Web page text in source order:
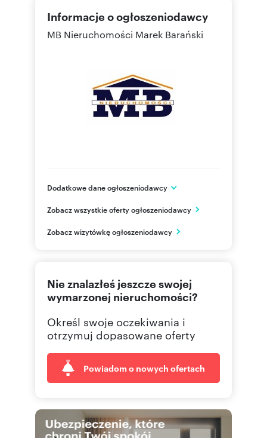
Informacje o ogłoszeniodawcy
MB Nieruchomości Marek Barański
Dodatkowe dane ogłoszeniodawcy
Olsztyn
PL
534 69 Pokaż telefon
Zobacz wszystkie oferty ogłoszeniodawcy
Zobacz wizytówkę ogłoszeniodawcy
Nie znalazłeś jeszcze swojej
wymarzonej nieruchomości?
Określ swoje oczekiwania i
otrzymuj dopasowane oferty
Powiadom o nowych ofertach